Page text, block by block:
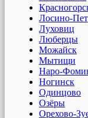
Лосино-
Луховиц
Люберцы
Можайск
Мытищи
Наро-
Ногинск
Одинцово
Озёры
Орехово-